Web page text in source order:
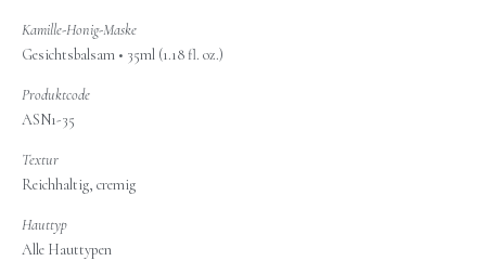
Kamille-Honig-Maske
Gesichtsbalsam • 35ml (1.18 fl. oz.)
Produktcode
ASN1-35
Textur
Reichhaltig, cremig
Hauttyp
Alle Hauttypen